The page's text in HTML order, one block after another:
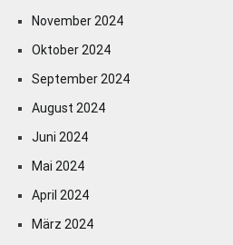
November 2024
Oktober 2024
September 2024
August 2024
Juni 2024
Mai 2024
April 2024
März 2024